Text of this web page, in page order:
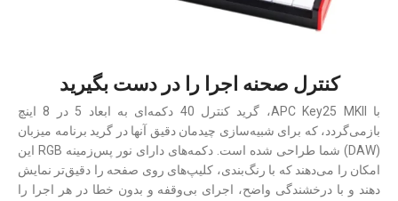
کنترل صحنه اجرا را در دست بگیرید
با APC Key25 MKII، گرید کنترل 40 دکمه‌ای به ابعاد 5 در 8 اینچ
بازمی‌گردد، که برای شبیه‌سازی چیدمان دقیق آنها در گرید برنامه میزبان
(DAW) شما طراحی شده است. دکمه‌‎های دارای نور پس‌زمینه RGB این
امکان را می‌دهند که با رنگ‌بندی، کلیپ‌های روی صفحه را دقیق‌تر نمایش
دهند و با درخشندگی واضح، اجرای بی‌وقفه و بدون خطا در هر اجرا را